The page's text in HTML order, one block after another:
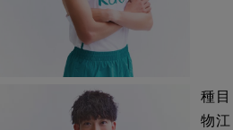
種目
物